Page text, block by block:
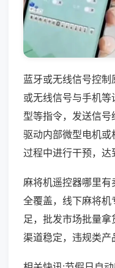
蓝牙或无线信号控
或无线信号与手机
型等指令，发送信
驱动内部微型电机
过程中进行干预，达
麻将机遥控器哪里
全覆盖，线下麻将
足，批发市场批量
渠道稳定，违规类产